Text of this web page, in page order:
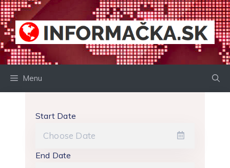
Preskočiť
na
obsah
Menu
Start Date
End Date